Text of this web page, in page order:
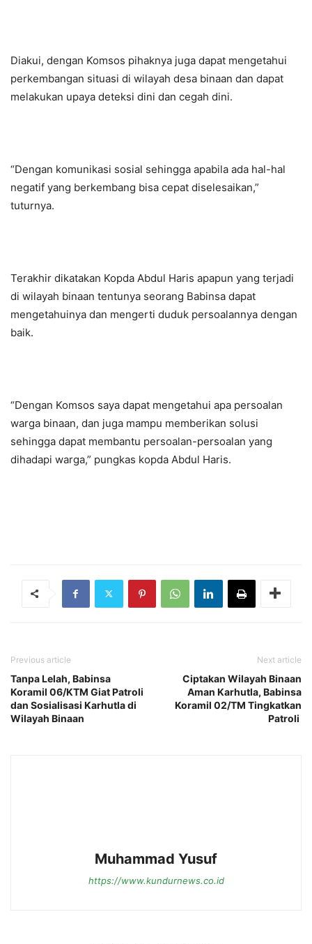
Diakui, dengan Komsos pihaknya juga dapat mengetahui
perkembangan situasi di wilayah desa binaan dan dapat
melakukan upaya deteksi dini dan cegah dini.
“Dengan komunikasi sosial sehingga apabila ada hal-hal
negatif yang berkembang bisa cepat diselesaikan,”
tuturnya.
Terakhir dikatakan Kopda Abdul Haris apapun yang terjadi
di wilayah binaan tentunya seorang Babinsa dapat
mengetahuinya dan mengerti duduk persoalannya dengan
baik.
“Dengan Komsos saya dapat mengetahui apa persoalan
warga binaan, dan juga mampu memberikan solusi
sehingga dapat membantu persoalan-persoalan yang
dihadapi warga,” pungkas kopda Abdul Haris.
Previous article
Tanpa Lelah, Babinsa
Koramil 06/KTM Giat Patroli
dan Sosialisasi Karhutla di
Wilayah Binaan
Next article
Ciptakan Wilayah Binaan
Aman Karhutla, Babinsa
Koramil 02/TM Tingkatkan
Patroli
Muhammad Yusuf
https://www.kundurnews.co.id